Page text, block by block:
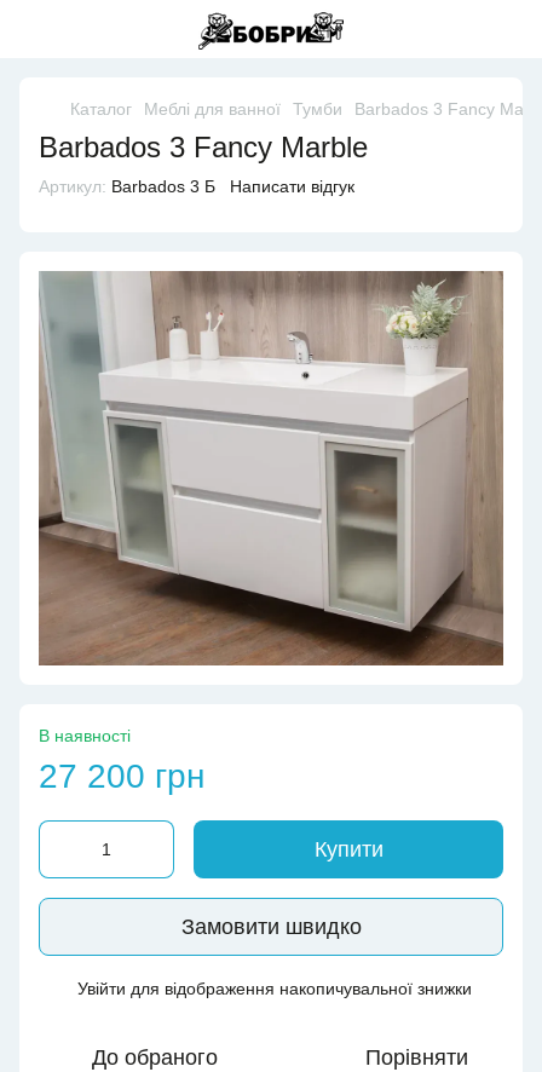
Каталог Меблі для ванної Тумби Barbados 3 Fancy
Barbados 3 Fancy Marble
Артикул: Barbados 3 Б Написати відгук
В наявності
27 200 грн
Купити
Замовити швидко
Увійти для відображення накопичувальної знижки
До обраного Порівняти